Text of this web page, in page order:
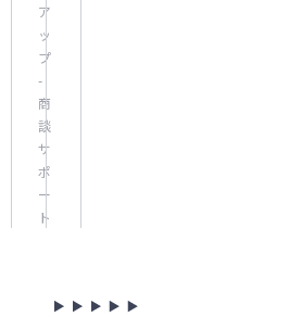
ア
ッ
プ
-
商
談
サ
ポ
ー
ト